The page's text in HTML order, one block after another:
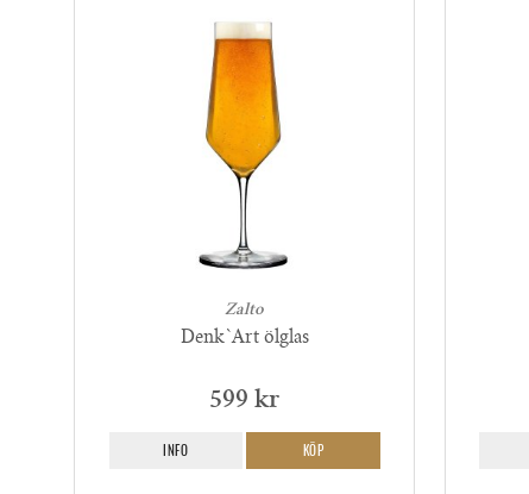
Zalto
Denk`Art ölglas
599 kr
INFO KÖP